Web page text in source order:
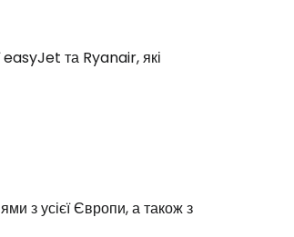
та Ryanair, які
з усієї Європи, а також з